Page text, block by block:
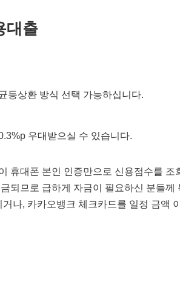
대출
등상환 방식 선택 가능하십니다.
우대받으실 수 있습니다.
휴대폰 본인 인증만으로 신용점수를 조
되므로 급하게 자금이 필요하신 분들께
나, 카카오뱅크 체크카드를 일정 금액